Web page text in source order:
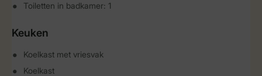
Toiletten in badkamer: 1
Keuken
Koelkast met vriesvak
Koelkast